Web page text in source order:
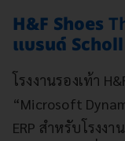
H&F Shoes
แบรนด์ Scholl
โรงงานรองเท้า
“Microsoft
ERP สำหรับโรงง